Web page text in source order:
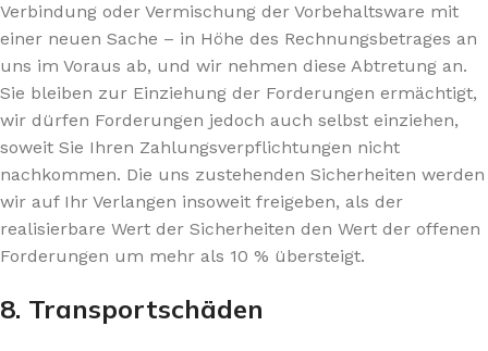
Verbindung oder Vermischung der Vorbehaltsware mit
einer neuen Sache – in Höhe des Rechnungsbetrages an
uns im Voraus ab, und wir nehmen diese Abtretung an.
Sie bleiben zur Einziehung der Forderungen ermächtigt,
wir dürfen Forderungen jedoch auch selbst einziehen,
soweit Sie Ihren Zahlungsverpflichtungen nicht
nachkommen. Die uns zustehenden Sicherheiten werden
wir auf Ihr Verlangen insoweit freigeben, als der
realisierbare Wert der Sicherheiten den Wert der offenen
Forderungen um mehr als 10 % übersteigt.
8. Transportschäden​​​​​​​